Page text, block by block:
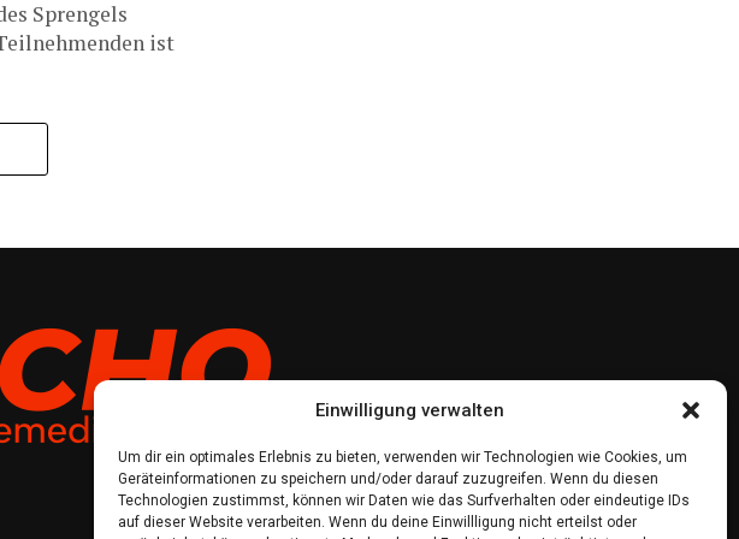
Einwilligung verwalten
Um dir ein optimales Erlebnis zu bieten, verwenden wir Technologien wie Cookies, um
Geräteinformationen zu speichern und/oder darauf zuzugreifen. Wenn du diesen
Technologien zustimmst, können wir Daten wie das Surfverhalten oder eindeutige IDs
auf dieser Website verarbeiten. Wenn du deine Einwillligung nicht erteilst oder
Spren­gels
ist